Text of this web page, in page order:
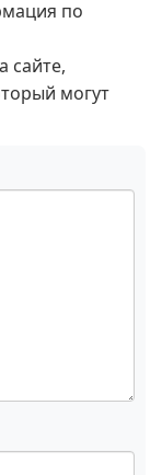
по
сайте,
могут